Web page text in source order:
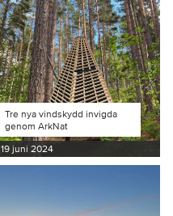
Tre nya vindskydd invigda
genom ArkNat
19 juni 2024